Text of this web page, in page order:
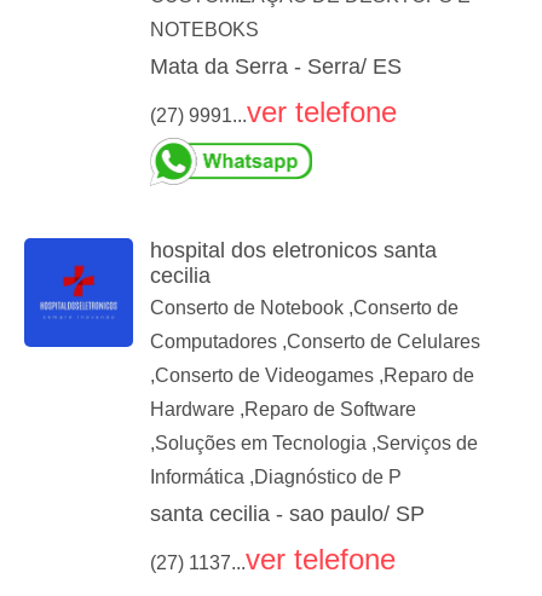
NOTEBOKS
Mata da Serra - Serra/ ES
(27) 9991...ver telefone
hospital dos eletronicos santa
cecilia
Conserto de Notebook ,Conserto de
Computadores ,Conserto de Celulares
,Conserto de Videogames ,Reparo de
Hardware ,Reparo de Software
,Soluções em Tecnologia ,Serviços de
Informática ,Diagnóstico de P
santa cecilia - sao paulo/ SP
(27) 1137...ver telefone